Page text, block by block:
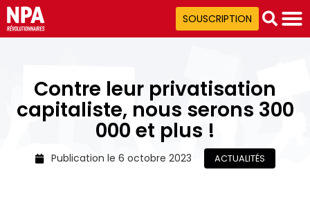
SOUSCRIPTION
Contre leur privatisation
capitaliste, nous serons 300
000 et plus !
Publication le6 octobre 2023 ACTUALITÉS